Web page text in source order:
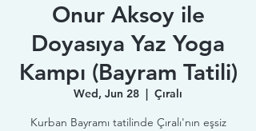
Onur Aksoy ile
Doyasıya Yaz Yoga
Kampı (Bayram Tatili)
Wed, Jun 28
  |
Çıralı
Kurban Bayramı tatilinde Çıralı'nın eşsiz